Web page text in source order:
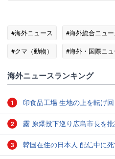
#海外ニュース #海外総合ニュー
#クマ（動物）
#海外・国際ニュ
海外ニュースランキング
1 印食品工場 生地の上を転げ回
2 露 原爆投下巡り広島市長を
3 韓国在住の日本人 配信中に